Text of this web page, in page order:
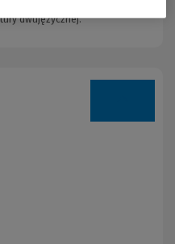
dwujęzycznej.